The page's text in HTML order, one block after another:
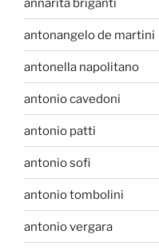
annarita briganti
antonangelo de martini
antonella napolitano
antonio cavedoni
antonio patti
antonio sofi
antonio tombolini
antonio vergara